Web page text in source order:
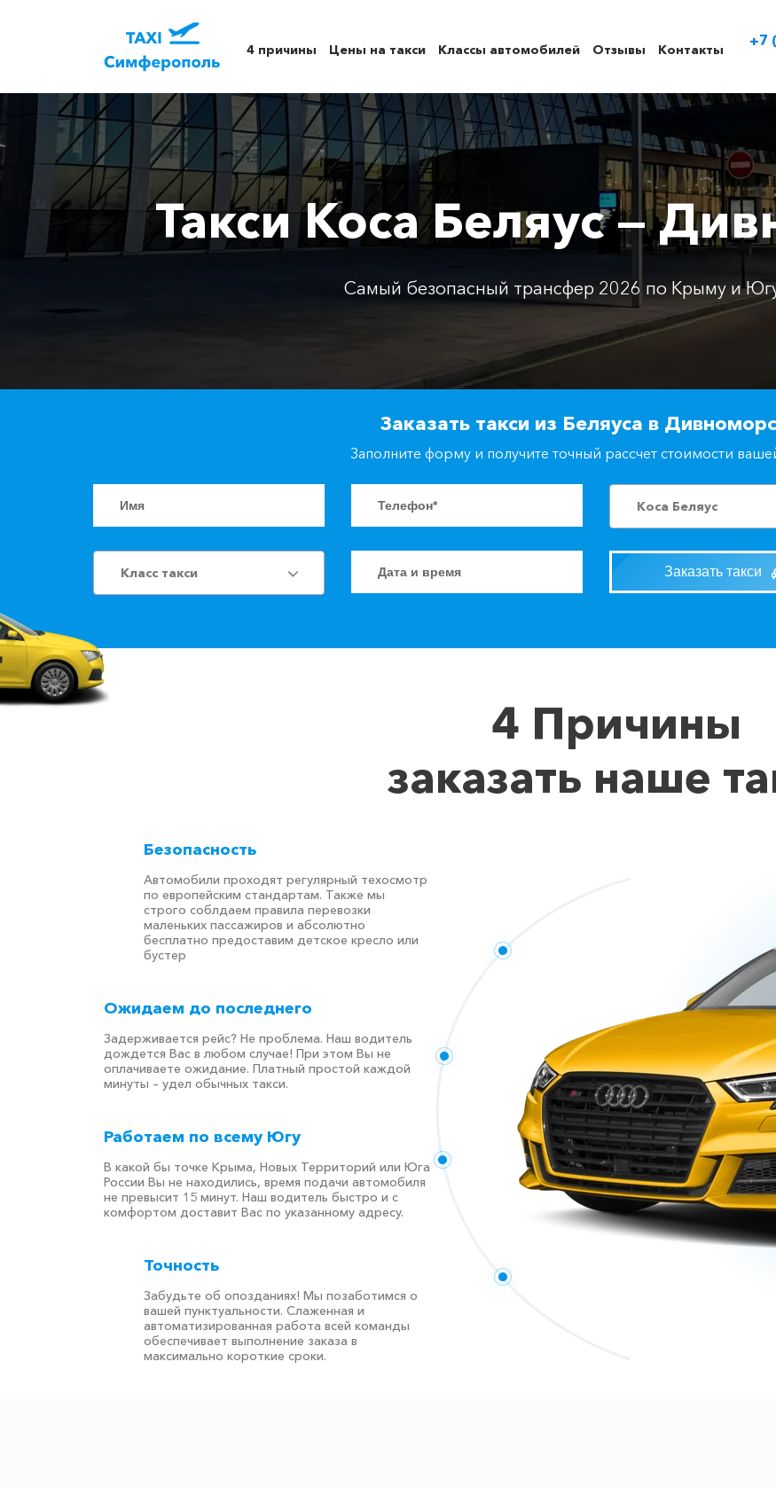
4 причины Цены на такси Классы автомобилей Отзывы Контакты
+7
Такси Коса Беляус —
Самый безопасный трансфер 2026 по Крыму и
Заказать такси из Беляуса в
Заполните форму и получите точный рассчет стоимости
Коса Беляус
Класс такси Заказать такси
4 Причины
заказать наше
Безопасность
Автомобили проходят регулярный техосмотр
по европейским стандартам. Также мы
строго соблдаем правила перевозки
маленьких пассажиров и абсолютно
бесплатно предоставим детское кресло или
бустер
Ожидаем до последнего
Задерживается рейс? Не проблема. Наш водитель
дождется Вас в любом случае! При этом Вы не
оплачиваете ожидание. Платный простой каждой
минуты – удел обычных такси.
Работаем по всему Югу
В какой бы точке Крыма, Новых Территорий или Юга
России Вы не находились, время подачи автомобиля
не превысит 15 минут. Наш водитель быстро и с
комфортом доставит Вас по указанному адресу.
Точность
Забудьте об опозданиях! Мы позаботимся о
вашей пунктуальности. Слаженная и
автоматизированная работа всей команды
обеспечивает выполнение заказа в
максимально короткие сроки.